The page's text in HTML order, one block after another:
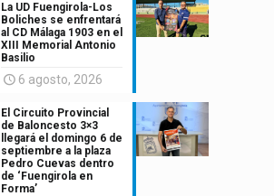
La UD Fuengirola-Los
Boliches se enfrentará
al CD Málaga 1903 en el
XIII Memorial Antonio
Basilio
6 agosto, 2026
El Circuito Provincial
de Baloncesto 3×3
llegará el domingo 6 de
septiembre a la plaza
Pedro Cuevas dentro
de ‘Fuengirola en
Forma’